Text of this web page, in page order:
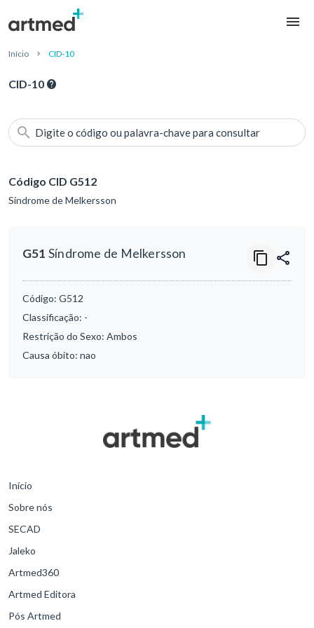
Início CID-10
CID-10
Digite o código ou palavra-chave para consultar
Código CID G512
Síndrome de Melkersson
G51 Síndrome de Melkersson
Código: G512
Classificação: -
Restrição do Sexo: Ambos
Causa óbito: nao
Início
Sobre nós
SECAD
Jaleko
Artmed360
Artmed Editora
Pós Artmed